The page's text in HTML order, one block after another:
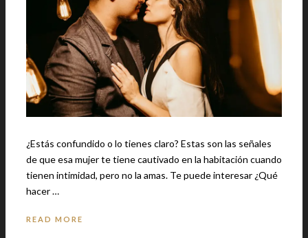
¿Estás confundido o lo tienes claro? Estas son las señales
de que esa mujer te tiene cautivado en la habitación cuando
tienen intimidad, pero no la amas. Te puede interesar ¿Qué
hacer …
READ MORE